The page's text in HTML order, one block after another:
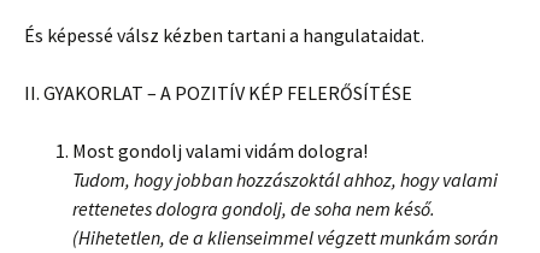
És képessé válsz kézben tartani a hangulataidat.
II. GYAKORLAT – A POZITÍV KÉP FELERŐSÍTÉSE
Most gondolj valami vidám dologra!
Tudom, hogy jobban hozzászoktál ahhoz, hogy valami
rettenetes dologra gondolj, de soha nem késő.
(Hihetetlen, de a klienseimmel végzett munkám során